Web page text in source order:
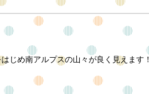
じめ南アルプスの山々が良く見えます！